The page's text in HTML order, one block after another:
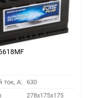
ток, A: 630
278x175x175